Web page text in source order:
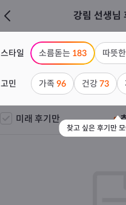
강림 선생님
스타일 소름돋는 183 따뜻한
고민 가족96 건강73
찾고 싶은 후기만
미래 후기만